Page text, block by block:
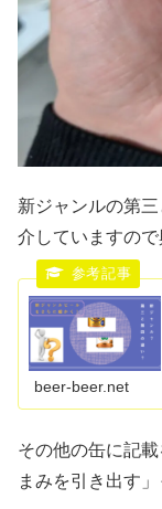
新ジャンルの第
介していますので
beer-beer.net
その他の缶に記
まみを引き出す